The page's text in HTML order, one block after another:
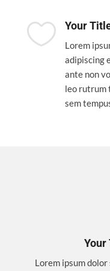
 Your
Lorem
adipiscing
ante non
leo rutrum
sem
Your
Lorem ipsum